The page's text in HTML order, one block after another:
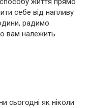
себе від напливу
радимо
вам належить
сьогодні як ніколи